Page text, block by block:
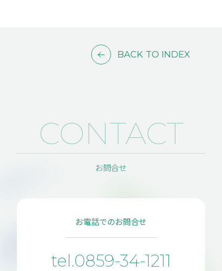
BACK TO INDEX
CONTACT
お問合せ
お電話でのお問合せ
tel.0859-34-1211